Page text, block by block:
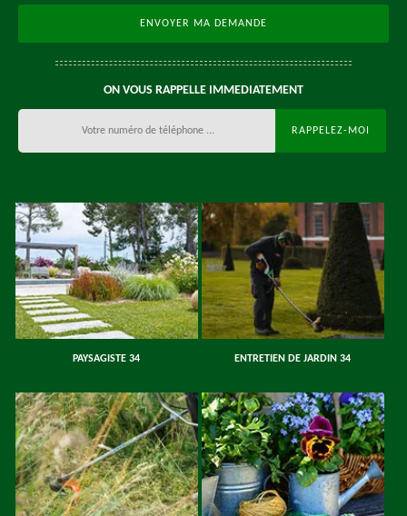
ON VOUS RAPPELLE IMMEDIATEMENT
PAYSAGISTE 34 ENTRETIEN DE JARDIN 34